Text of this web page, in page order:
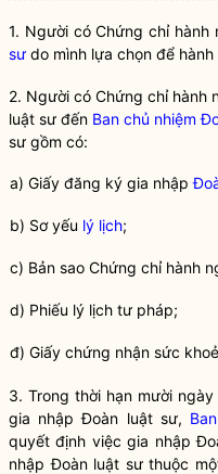
1. Người có Chứng chỉ hành
sư do mình lựa chọn để
2. Người có Chứng chỉ hành
luật sư đến Ban chủ nhiệm
sư gồm có:
a) Giấy đăng ký gia nhập
b) Sơ yếu lý lịch;
c) Bản sao Chứng chỉ hành
d) Phiếu lý lịch tư pháp;
đ) Giấy chứng nhận sức
3. Trong thời hạn mười
gia nhập Đoàn luật sư,
quyết định việc gia nhập
nhập Đoàn luật sư thuộc